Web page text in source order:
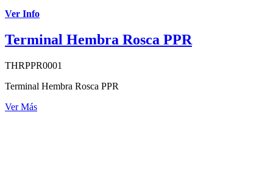
Ver Info
Terminal Hembra Rosca PPR
THRPPR0001
Terminal Hembra Rosca PPR
Ver Más